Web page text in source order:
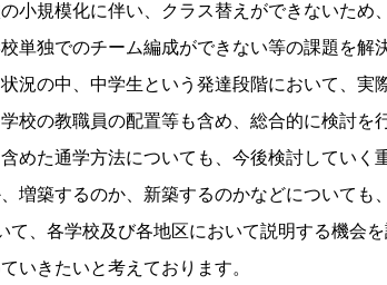
小規模化に伴い、クラス替えができないため
単独でのチーム編成ができない等の課題を解
況の中、中学生という発達段階において、実
校の教職員の配置等も含め、総合的に検討を
めた通学方法についても、今後検討していく
増築するのか、新築するのかなどについても
て、各学校及び各地区において説明する機会
いきたいと考えております。